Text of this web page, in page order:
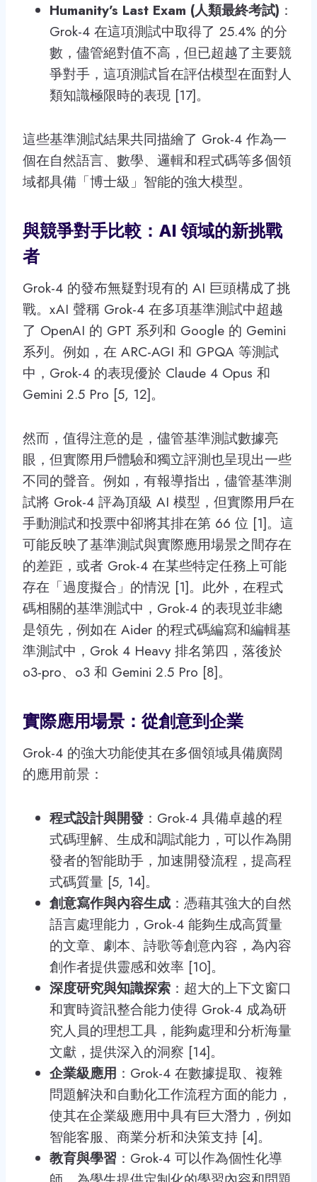
Humanity’s Last Exam (人類最終考試) ：
Grok-4 在這項測試中取得了 25.4% 的分
數，儘管絕對值不高，但已超越了主要競
爭對手，這項測試旨在評估模型在面對人
類知識極限時的表現 [17]。
這些基準測試結果共同描繪了 Grok-4 作為一
個在自然語言、數學、邏輯和程式碼等多個領
域都具備「博士級」智能的強大模型。
與競爭對手比較：AI 領域的新挑戰
者
Grok-4 的發布無疑對現有的 AI 巨頭構成了挑
戰。xAI 聲稱 Grok-4 在多項基準測試中超越
了 OpenAI 的 GPT 系列和 Google 的 Gemini
系列。例如，在 ARC-AGI 和 GPQA 等測試
中，Grok-4 的表現優於 Claude 4 Opus 和
Gemini 2.5 Pro [5, 12]。
然而，值得注意的是，儘管基準測試數據亮
眼，但實際用戶體驗和獨立評測也呈現出一些
不同的聲音。例如，有報導指出，儘管基準測
試將 Grok-4 評為頂級 AI 模型，但實際用戶在
手動測試和投票中卻將其排在第 66 位 [1]。這
可能反映了基準測試與實際應用場景之間存在
的差距，或者 Grok-4 在某些特定任務上可能
存在「過度擬合」的情況 [1]。此外，在程式
碼相關的基準測試中，Grok-4 的表現並非總
是領先，例如在 Aider 的程式碼編寫和編輯基
準測試中，Grok 4 Heavy 排名第四，落後於
o3-pro、o3 和 Gemini 2.5 Pro [8]。
實際應用場景：從創意到企業
Grok-4 的強大功能使其在多個領域具備廣闊
的應用前景：
程式設計與開發 ：Grok-4 具備卓越的程
式碼理解、生成和調試能力，可以作為開
發者的智能助手，加速開發流程，提高程
式碼質量 [5, 14]。
創意寫作與內容生成 ：憑藉其強大的自然
語言處理能力，Grok-4 能夠生成高質量
的文章、劇本、詩歌等創意內容，為內容
創作者提供靈感和效率 [10]。
深度研究與知識探索 ：超大的上下文窗口
和實時資訊整合能力使得 Grok-4 成為研
究人員的理想工具，能夠處理和分析海量
文獻，提供深入的洞察 [14]。
企業級應用 ：Grok-4 在數據提取、複雜
問題解決和自動化工作流程方面的能力，
使其在企業級應用中具有巨大潛力，例如
智能客服、商業分析和決策支持 [4]。
教育與學習 ：Grok-4 可以作為個性化導